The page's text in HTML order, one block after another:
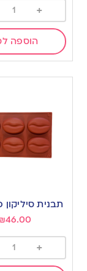
+
הוספה
תבנית סיליקון
46.00
+